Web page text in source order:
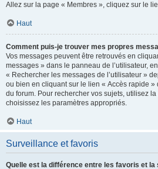
Allez sur la page « Membres », cliquez sur le
Haut
Comment puis-je trouver mes propres
Vos messages peuvent être retrouvés en
messages » dans le panneau de l’utilisateur,
« Rechercher les messages de l’utilisateur »
ou bien en cliquant sur le lien « Accès rapide »
du forum. Pour rechercher vos sujets, utilisez
choisissez les paramètres appropriés.
Haut
Surveillance et favoris
Quelle est la différence entre les favoris et la